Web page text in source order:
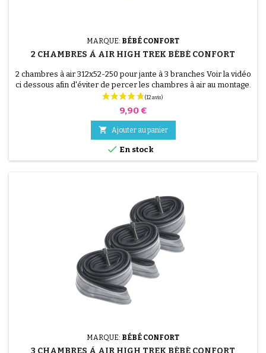
MARQUE: BÉBÉ CONFORT
2 CHAMBRES À AIR HIGH TREK BÉBÉ CONFORT
2 chambres à air 312x52-250 pour jante à 3 branches Voir la vidéo
ci dessous afin d'éviter de percer les chambres à air au montage.
VIDÉO DE MONTAGE.
Prix
9,90 €
 Ajouter au panier
 En stock
MARQUE: BÉBÉ CONFORT